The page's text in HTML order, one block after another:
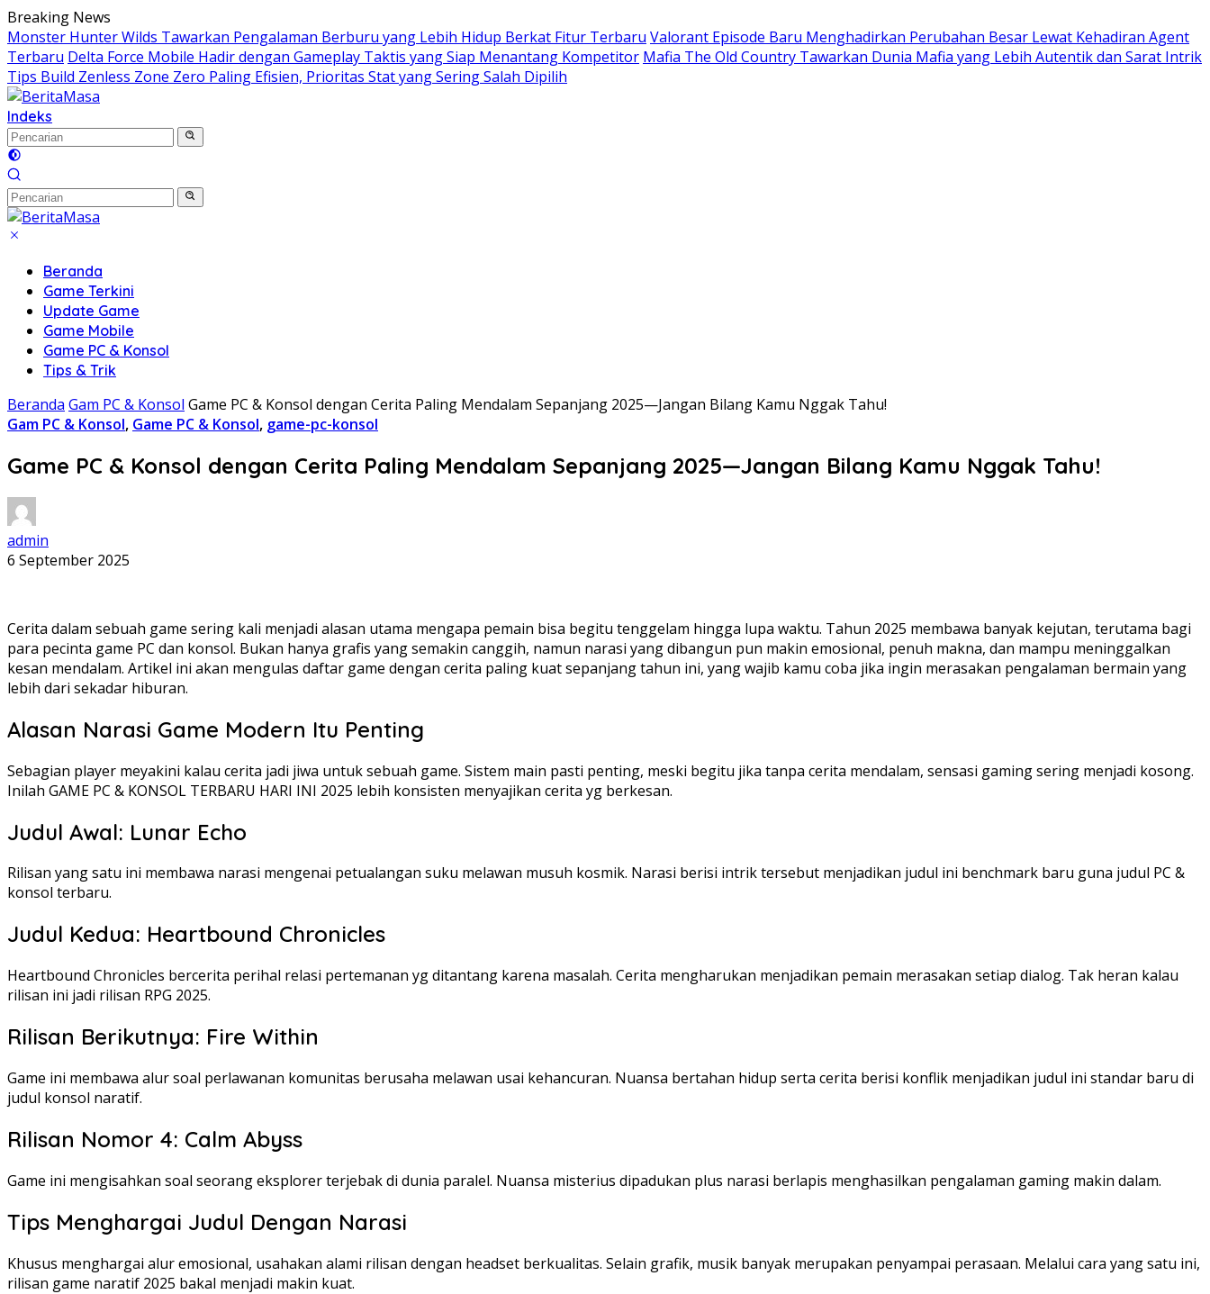
Langsung
ke
konten
Breaking News
Monster Hunter Wilds Tawarkan Pengalaman Berburu yang Lebih Hidup Berkat Fitur Terbaru Valorant Episode Baru Menghadirkan Perubahan Besar Lewat Kehadiran Agent
Terbaru Delta Force Mobile Hadir dengan Gameplay Taktis yang Siap Menantang Kompetitor Mafia The Old Country Tawarkan Dunia Mafia yang Lebih Autentik dan Sarat Intrik
Tips Build Zenless Zone Zero Paling Efisien, Prioritas Stat yang Sering Salah Dipilih
Indeks
Beranda
Game Terkini
Update Game
Game Mobile
Game PC & Konsol
Tips & Trik
Beranda Gam PC & Konsol Game PC & Konsol dengan Cerita Paling Mendalam Sepanjang 2025—Jangan Bilang Kamu Nggak Tahu!
Gam PC & Konsol, Game PC & Konsol, game-pc-konsol
Game PC & Konsol dengan Cerita Paling Mendalam Sepanjang 2025—Jangan Bilang Kamu Nggak Tahu!
admin
6 September 2025
Cerita dalam sebuah game sering kali menjadi alasan utama mengapa pemain bisa begitu tenggelam hingga lupa waktu. Tahun 2025 membawa banyak kejutan, terutama bagi
para pecinta game PC dan konsol. Bukan hanya grafis yang semakin canggih, namun narasi yang dibangun pun makin emosional, penuh makna, dan mampu meninggalkan
kesan mendalam. Artikel ini akan mengulas daftar game dengan cerita paling kuat sepanjang tahun ini, yang wajib kamu coba jika ingin merasakan pengalaman bermain yang
lebih dari sekadar hiburan.
Alasan Narasi Game Modern Itu Penting
Sebagian player meyakini kalau cerita jadi jiwa untuk sebuah game. Sistem main pasti penting, meski begitu jika tanpa cerita mendalam, sensasi gaming sering menjadi kosong.
Inilah GAME PC & KONSOL TERBARU HARI INI 2025 lebih konsisten menyajikan cerita yg berkesan.
Judul Awal: Lunar Echo
Rilisan yang satu ini membawa narasi mengenai petualangan suku melawan musuh kosmik. Narasi berisi intrik tersebut menjadikan judul ini benchmark baru guna judul PC &
konsol terbaru.
Judul Kedua: Heartbound Chronicles
Heartbound Chronicles bercerita perihal relasi pertemanan yg ditantang karena masalah. Cerita mengharukan menjadikan pemain merasakan setiap dialog. Tak heran kalau
rilisan ini jadi rilisan RPG 2025.
Rilisan Berikutnya: Fire Within
Game ini membawa alur soal perlawanan komunitas berusaha melawan usai kehancuran. Nuansa bertahan hidup serta cerita berisi konflik menjadikan judul ini standar baru di
judul konsol naratif.
Rilisan Nomor 4: Calm Abyss
Game ini mengisahkan soal seorang eksplorer terjebak di dunia paralel. Nuansa misterius dipadukan plus narasi berlapis menghasilkan pengalaman gaming makin dalam.
Tips Menghargai Judul Dengan Narasi
Khusus menghargai alur emosional, usahakan alami rilisan dengan headset berkualitas. Selain grafik, musik banyak merupakan penyampai perasaan. Melalui cara yang satu ini,
rilisan game naratif 2025 bakal menjadi makin kuat.